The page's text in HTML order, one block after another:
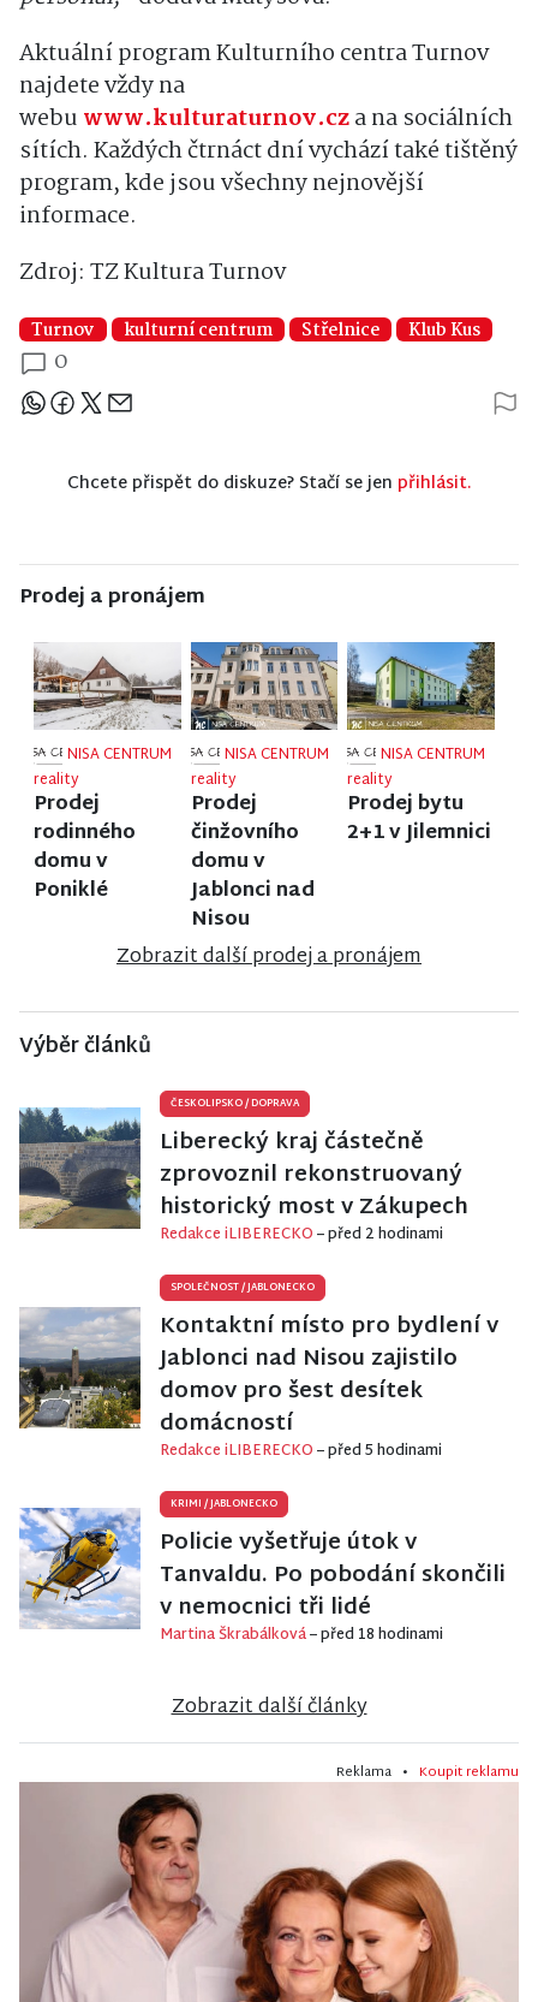
Aktuální program Kulturního centra Turnov
najdete vždy na
webu www.kulturaturnov.cza na sociálních
sítích. Každých čtrnáct dní vychází také tištěný
program, kde jsou všechny nejnovější
informace.
Zdroj: TZ Kultura Turnov
Turnov kulturní centrum Střelnice Klub Kus
0
Sdílejte článek
Chcete přispět do diskuze? Stačí se jen přihlásit.
Prodej a pronájem
NISA CENTRUM
reality
Prodej
rodinného
domu v
Poniklé
NISA CENTRUM
reality
Prodej
činžovního
domu v
Jablonci nad
Nisou
NISA CENTRUM
reality
Prodej bytu
2+1 v Jilemnici
Zobrazit další prodej a pronájem
Výběr článků
ČESKOLIPSKO/DOPRAVA
Liberecký kraj částečně
zprovoznil rekonstruovaný
historický most v Zákupech
Redakce iLIBERECKO– před 2 hodinami
SPOLEČNOST/JABLONECKO
Kontaktní místo pro bydlení v
Jablonci nad Nisou zajistilo
domov pro šest desítek
domácností
Redakce iLIBERECKO– před 5 hodinami
KRIMI /JABLONECKO
Policie vyšetřuje útok v
Tanvaldu. Po pobodání skončili
v nemocnici tři lidé
Martina Škrabálková– před 18 hodinami
Zobrazit další články
Reklama • Koupit reklamu